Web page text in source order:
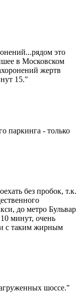
это
в Московском
жертв
15."
паркинга - только
без пробок, т.к.
до метро Бульвар
минут, очень
с таким жирным
шоссе."